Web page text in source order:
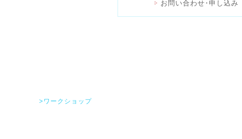
お問い合わせ･申し込み
>ワークショップ